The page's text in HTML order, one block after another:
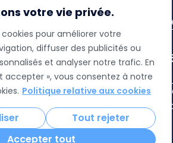
votre vie privée.
cookies pour améliorer votre
diffuser des publicités ou
et analyser notre trafic. En
accepter », vous consentez à notre
Politique relative aux cookies
Tout rejeter
Accepter tout
First Finance - 7 Rue
légalesCode d’honneur et